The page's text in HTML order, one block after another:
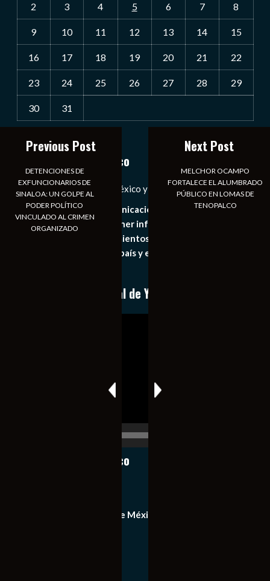
2 3 4 5 6 7 8
9 10 11 12 13 14 15
16 17 18 19 20 21 22
23 24 25 26 27 28 29
30 31
Notiexpress de México
Las Noticias Diarias de México y el Mundo a Tu Alcance
Somos un medio de comunicación digital que tiene como
principal objetivo mantener informado al publico en
general de los acontecimientos mas recientes e
importantes de nuestro país y el mundo de forma eficaz,
Conoce nuestro canal de YouTube
Notiexpress de México
Equipo de Notiexpress de México
Previous Post
DETENCIONES DE
EXFUNCIONARIOS DE
SINALOA: UN GOLPE AL
PODER POLÍTICO
VINCULADO AL CRIMEN
ORGANIZADO
Next Post
MELCHOR OCAMPO
FORTALECE EL ALUMBRADO
PÚBLICO EN LOMAS DE
TENOPALCO